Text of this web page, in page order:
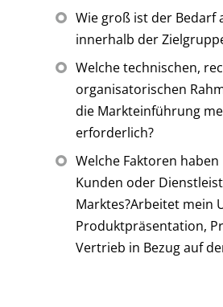
Wie groß ist der Bedarf
innerhalb der
Welche technischen,
organisatorischen
die Markteinführung
erforderlich?
Welche Faktoren
Kunden oder
Marktes?Arbeitet mein
Produktpräsentation,
Vertrieb in Bezug auf